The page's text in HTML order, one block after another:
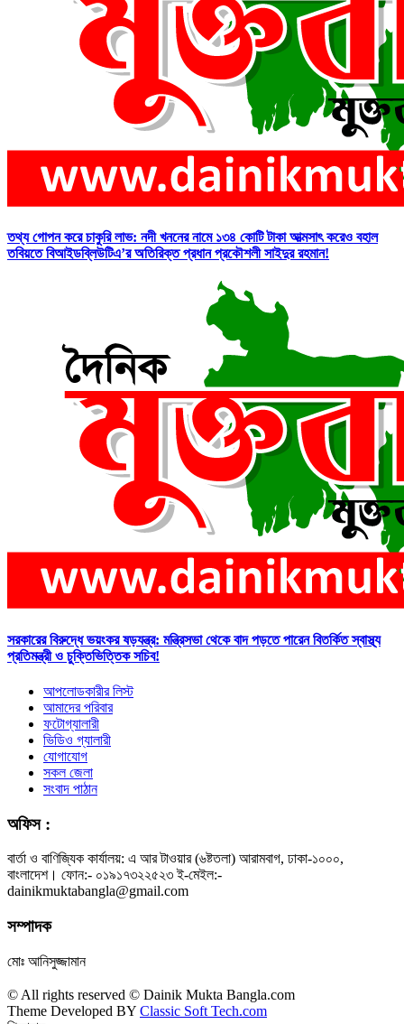
তথ্য গোপন করে চাকুরি লাভ: নদী খননের নামে ১৩৪ কোটি টাকা আত্মসাৎ করেও বহাল
তবিয়তে বিআইডব্লিউটিএ’র অতিরিক্ত প্রধান প্রকৌশলী সাইদুর রহমান!
সরকারের বিরুদ্ধে ভয়ংকর ষড়যন্ত্র: মন্ত্রিসভা থেকে বাদ পড়তে পারেন বিতর্কিত স্বাস্থ্য
প্রতিমন্ত্রী ও চুক্তিভিত্তিক সচিব!
আপলোডকারীর লিস্ট
আমাদের পরিবার
ফটোগ্যালারী
ভিডিও গ্যালারী
যোগাযোগ
সকল জেলা
সংবাদ পাঠান
অফিস :
বার্তা ও বাণিজ্যিক কার্যালয়: এ আর টাওয়ার (৬ষ্টতলা) আরামবাগ, ঢাকা-১০০০,
বাংলাদেশ। ফোন:- ০১৯১৭৩২২৫২৩ ই-মেইল:-
dainikmuktabangla@gmail.com
সম্পাদক
মোঃ আনিসুজ্জামান
© All rights reserved © Dainik Mukta Bangla.com
Theme Developed BY Classic Soft Tech.com